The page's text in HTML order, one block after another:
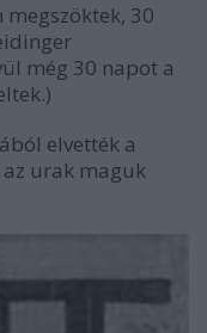
30
még 30 napot a
elvették a
urak maguk